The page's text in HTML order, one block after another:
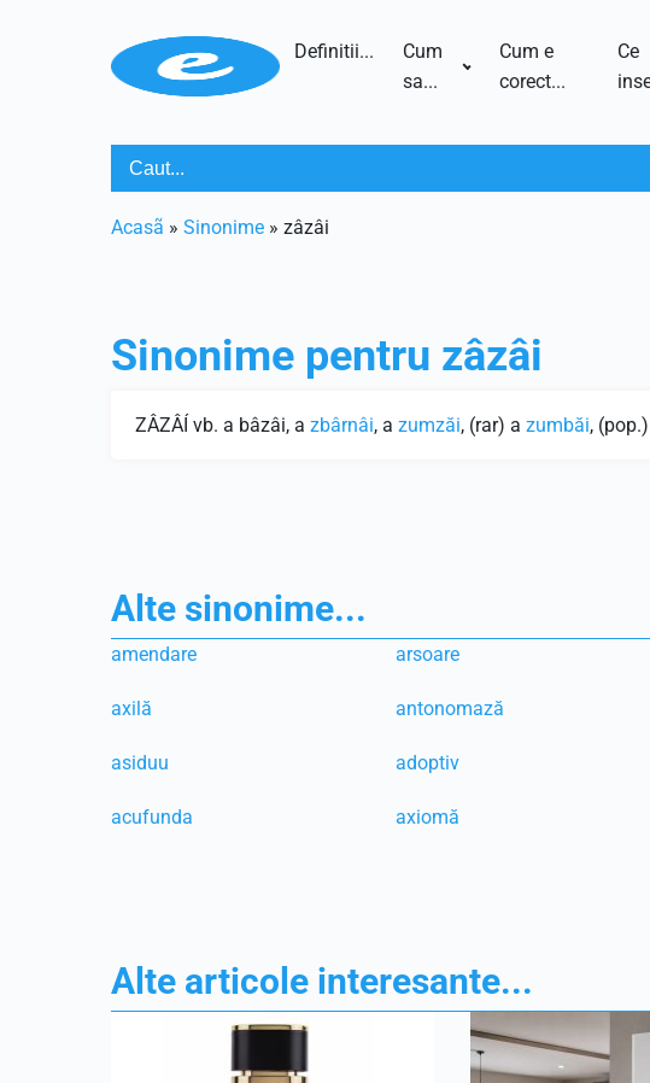
Definitii...
Cum
sa...
Cum e
corect...
Ce
Acasã » Sinonime » zâzâi
Sinonime pentru zâzâi
ZÂZÂÍ vb. a bâzâi, a zbârnâi, a zumzăi, (rar) a zumbăi,
Alte sinonime...
amendare arsoare
axilă antonomază
asiduu adoptiv
acufunda axiomă
Alte articole interesante...